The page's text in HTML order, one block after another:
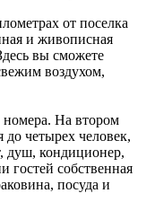
от поселка
и живописная
вы сможете
воздухом,
На втором
четырех человек,
душ, кондиционер,
гостей собственная
посуда и